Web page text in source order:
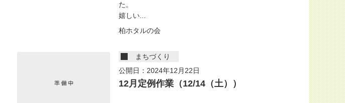
た。
嬉しい...
柏ホタルの会
まちづくり
公開日：2024年12月22日
12月定例作業（12/14（土））